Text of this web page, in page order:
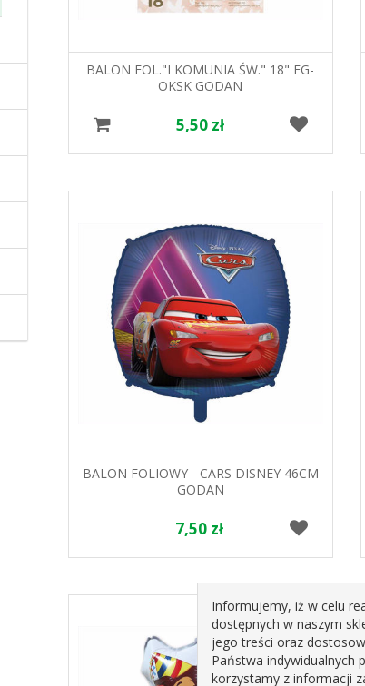
BALON FOL."I KOMUNIA ŚW." 18" FG-
OKSK GODAN
5,50 zł
BALON FOLIOWY - CARS DISNEY 46CM
GODAN
7,50 zł
Informujemy, iż w celu
dostępnych w naszym
jego treści oraz
Państwa indywidualnych
korzystamy z informacji